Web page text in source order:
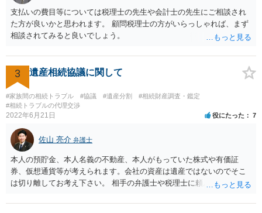
決裂した、など)や亡くなった方・あかささん・お姉さん間の事情やい
きさつなどが書かれていると思うので、あかささんから見てそれは違
うと感じるところは、どのように違うのか、など書くとよいです。 そ
の他、お姉さんの申立書には書かれていないけど、どのように遺産を
(例えば、○○のときにお姉さんは亡くなった方からお金を援助してもら
った等)、それも書くとよいです。 書かない方が良いと思うことは、遺
産分割に関係ない(と思われる)いきさつを沢山盛り込むことだと考えま
す(あくまで遺産分割に関係することに留める方が、裁判所や調停委員
の方に事情を理解してもらいやすいと思います)。
支払いの費目等については税理士の先生や会計士の先生にご相談され
た方が良いかと思われます。 顧問税理士の方がいらっしゃれば、まず
相談されてみると良いでしょう。
3 遺産相続協議に関して
#家族間の相続トラブル #協議 #遺産分割
#相続財産調査・鑑定
#相続トラブルの代理交渉
2022年6月21日 役にたった 7
佐山 亮介 弁護士
本人の預貯金、本人名義の不動産、本人がもっていた株式や有価証
券、仮想通貨等が考えられます。会社の資産は遺産ではないのでそこ
は切り離してお考え下さい。 相手の弁護士や税理士に頼んでも守秘義
意に開示を求め、応じなければ「調査嘱託」という手続きを使って銀